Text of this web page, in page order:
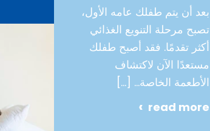
بعد أن يتم طفلك عامه الأول،
تصبح مرحلة التنويع الغذائي
أكثر تقدمًا. فقد أصبح طفلك
مستعدًا الآن لاكتشاف
الأطعمة الخاصة… […]
read more